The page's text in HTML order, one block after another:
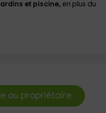
et piscine, en plus du
au propriétaire